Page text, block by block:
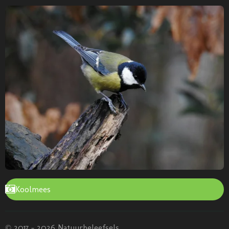
Koolmees